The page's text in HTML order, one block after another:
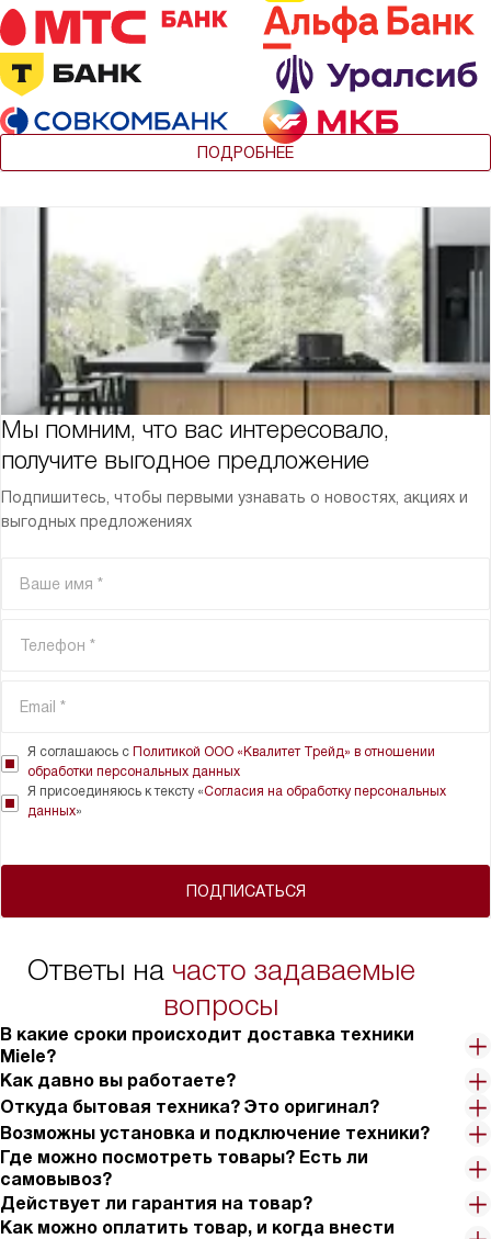
ПОДРОБНЕЕ
Мы помним, что вас интересовало,
получите выгодное предложение
Подпишитесь, чтобы первыми узнавать о новостях, акциях и
выгодных предложениях
ПОДПИСАТЬСЯ
Я соглашаюсь с Политикой ООО «Квалитет Трейд» в отношении
обработки персональных данных
Я присоединяюсь к тексту «Согласия на обработку персональных
данных»
Ответы на часто задаваемые
вопросы
В какие сроки происходит доставка техники
Miele?
Как давно вы работаете?
Откуда бытовая техника? Это оригинал?
Возможны установка и подключение техники?
Где можно посмотреть товары? Есть ли
самовывоз?
Действует ли гарантия на товар?
Как можно оплатить товар, и когда внести